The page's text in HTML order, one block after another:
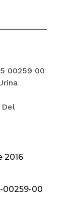
00259 00
Del
00259-00